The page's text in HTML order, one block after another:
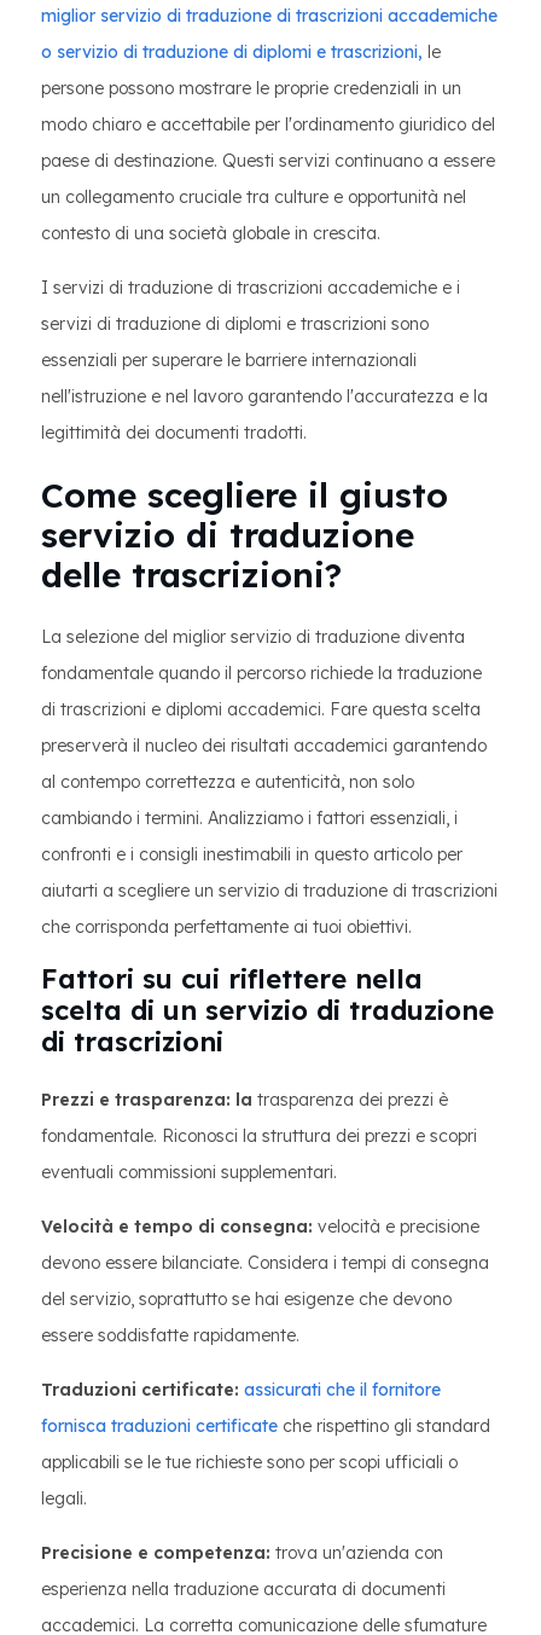
miglior servizio di traduzione di trascrizioni accademiche
o servizio di traduzione di diplomi e trascrizioni, le
persone possono mostrare le proprie credenziali in un
modo chiaro e accettabile per l'ordinamento giuridico del
paese di destinazione. Questi servizi continuano a essere
un collegamento cruciale tra culture e opportunità nel
contesto di una società globale in crescita.
I servizi di traduzione di trascrizioni accademiche e i
servizi di traduzione di diplomi e trascrizioni sono
essenziali per superare le barriere internazionali
nell'istruzione e nel lavoro garantendo l'accuratezza e la
legittimità dei documenti tradotti.
Come scegliere il giusto
servizio di traduzione
delle trascrizioni?
La selezione del miglior servizio di traduzione diventa
fondamentale quando il percorso richiede la traduzione
di trascrizioni e diplomi accademici. Fare questa scelta
preserverà il nucleo dei risultati accademici garantendo
al contempo correttezza e autenticità, non solo
cambiando i termini. Analizziamo i fattori essenziali, i
confronti e i consigli inestimabili in questo articolo per
aiutarti a scegliere un servizio di traduzione di trascrizioni
che corrisponda perfettamente ai tuoi obiettivi.
Fattori su cui riflettere nella
scelta di un servizio di traduzione
di trascrizioni
Prezzi e trasparenza: la trasparenza dei prezzi è
fondamentale. Riconosci la struttura dei prezzi e scopri
eventuali commissioni supplementari.
Velocità e tempo di consegna: velocità e precisione
devono essere bilanciate. Considera i tempi di consegna
del servizio, soprattutto se hai esigenze che devono
essere soddisfatte rapidamente.
Traduzioni certificate: assicurati che il fornitore
fornisca traduzioni certificate che rispettino gli standard
applicabili se le tue richieste sono per scopi ufficiali o
legali.
Precisione e competenza: trova un'azienda con
esperienza nella traduzione accurata di documenti
accademici. La corretta comunicazione delle sfumature